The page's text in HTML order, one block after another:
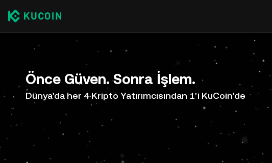
Önce Güven. Sonra İşlem.
Dünya'da her 4 Kripto Yatırımcısından 1'i KuCoin'de